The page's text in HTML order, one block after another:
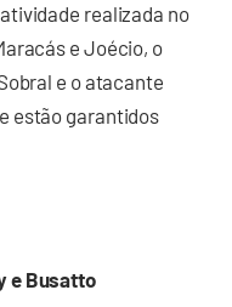
realizada no
e Joécio, o
e o atacante
estão garantidos
e Busatto